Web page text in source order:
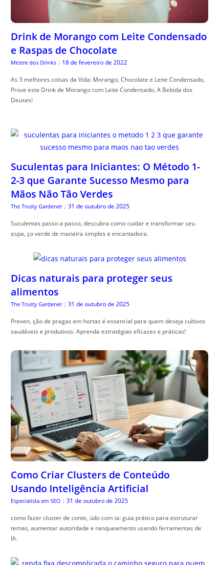
Drink de Morango com Leite Condensado
e Raspas de Chocolate
Mestre dos Drinks | 18 de fevereiro de 2022
As 3 melhores coisas da Vida: Morango, Chocolate e Leite Condensado,
Prove este Drink de Morango com Leite Condensado, A Bebida dos
Deuses!
Suculentas para Iniciantes: O Método 1-
2-3 que Garante Sucesso Mesmo para
Mãos Não Tão Verdes
The Trusty Gardener | 31 de outubro de 2025
Suculentas passo a passo, descubra como cuidar e transformar seu
espa, ço verde de maneira simples e encantadora.
Dicas naturais para proteger seus
alimentos
The Trusty Gardener | 31 de outubro de 2025
Preven, ção de pragas em hortas é essencial para quem deseja cultivos
saudáveis e produtivos. Aprenda estratégias eficazes e práticas!
Como Criar Clusters de Conteúdo
Usando Inteligência Artificial
Especialista em SEO | 31 de outubro de 2025
como fazer cluster de conte, údo com ia: guia prático para estruturar
temas, aumentar autoridade e ranqueamento usando ferramentas de
IA.